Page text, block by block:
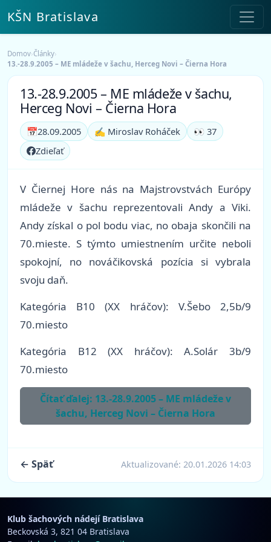
KŠN Bratislava
Domov›Články›
13.-28.9.2005 – ME mládeže v šachu, Herceg Novi – Čierna Hora
13.-28.9.2005 – ME mládeže v šachu,
Herceg Novi – Čierna Hora
📅28.09.2005 ✍️ Miroslav Roháček
👀 37
Zdieľať
V Čiernej Hore nás na Majstrovstvách Európy
mládeže v šachu reprezentovali Andy a Viki.
Andy získal o pol bodu viac, no obaja skončili na
70.mieste. S týmto umiestnením určite neboli
spokojní, no nováčikovská pozícia si vybrala
svoju daň.
Kategória B10 (XX hráčov): V.Šebo 2,5b/9
70.miesto
Kategória B12 (XX hráčov): A.Solár 3b/9
70.miesto
Čítať ďalej: 13.-28.9.2005 – ME mládeže v
šachu, Herceg Novi – Čierna Hora
← Späť Aktualizované: 20.01.2026 14:03
Klub šachových nádejí Bratislava
Beckovská 3, 821 04 Bratislava